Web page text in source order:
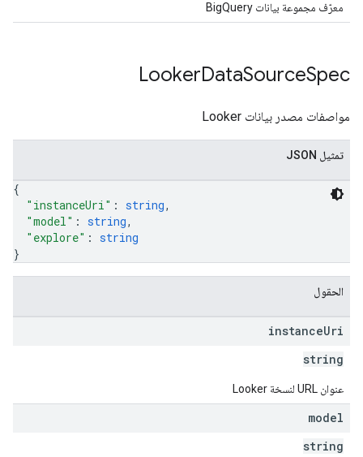
معرّف مجموعة بيانات BigQuery
LookerDataSourceSpec
مواصفات مصدر بيانات Looker
تمثيل JSON
{
"instanceUri" : string,
"model" : string,
"explore" : string
}
الحقول
instanceUri
string
عنوان URL لنسخة Looker
model
string